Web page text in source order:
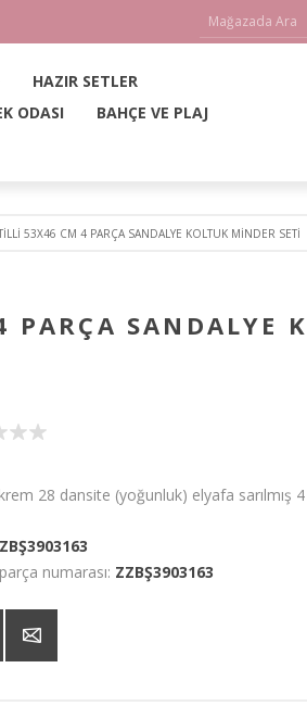
HAZIR SETLER
ODASI
BAHÇE VE PLAJ
53X46 CM 4 PARÇA SANDALYE KOLTUK MİNDER SETİ
SANDALYE
28 dansite (yoğunluk) elyafa sarılmış
numarası: ZZBŞ3903163